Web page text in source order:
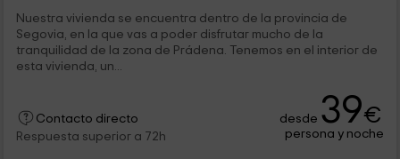
Nuestra vivienda se encuentra dentro de la provincia de
Segovia, en la que vas a poder disfrutar mucho de la
tranquilidad de la zona de Prádena. Tenemos en el interior de
esta vivienda, un...
Contacto directo
Respuesta superior a 72h
desde 39€
persona y noche